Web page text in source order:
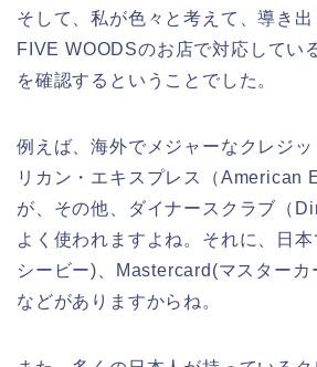
そして、私が色々と考えて、導き出
FIVE WOODSのお店で対応してい
を確認するということでした。
例えば、海外でメジャーなクレジッ
リカン・エキスプレス（American
が、その他、ダイナースクラブ（
よく使われますよね。それに、日
シービー)、Mastercard(マスター
などがありますからね。